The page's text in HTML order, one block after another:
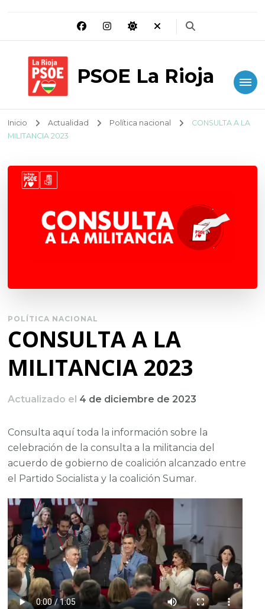
PSOE La Rioja
Inicio Actualidad Política nacional
CONSULTA A LA
MILITANCIA 2023
POLÍTICA NACIONAL
CONSULTA A LA
MILITANCIA 2023
Actualizado el 4 de diciembre de 2023
Consulta aquí toda la información sobre la
celebración de la consulta a la militancia del
acuerdo de gobierno de coalición alcanzado entre
el Partido Socialista y la coalición Sumar.